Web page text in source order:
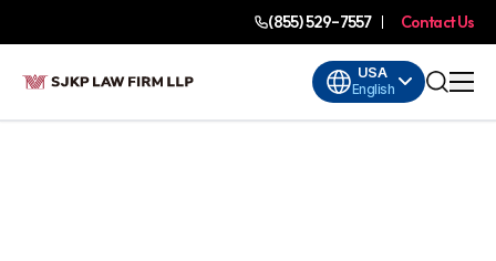
(855) 529-7557 Contact Us
USA
English